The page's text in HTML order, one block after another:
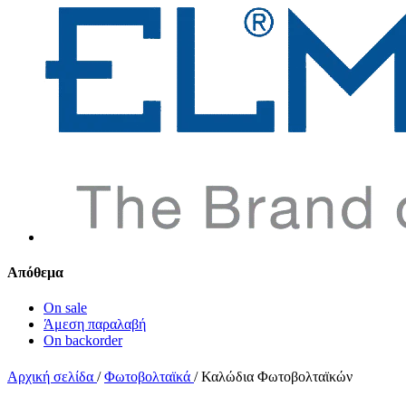
Απόθεμα
On sale
Άμεση παραλαβή
On backorder
Αρχική σελίδα / Φωτοβολταϊκά / Καλώδια Φωτοβολταϊκών